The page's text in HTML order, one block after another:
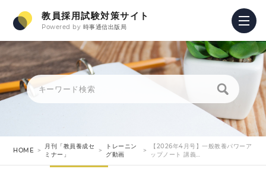
教員採用試験対策サイト
Powered by 時事通信出版局
HOME
月刊「教員養成セ
ミナー」
トレーニン
グ動画
【2026年4月号】一般教養パワーア
ップノート 講義…